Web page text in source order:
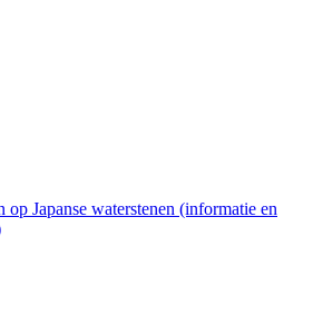
op Japanse waterstenen (informatie en